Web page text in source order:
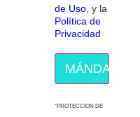
de Uso, y la
Política de
Privacidad
MÁNDAME
“PROTECCION DE